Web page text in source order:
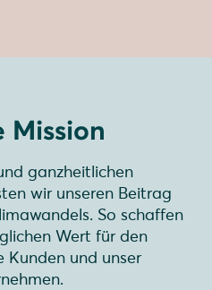
Mission
ganzheitlichen
wir unseren Beitrag
So schaffen
Wert für den
Kunden und unser